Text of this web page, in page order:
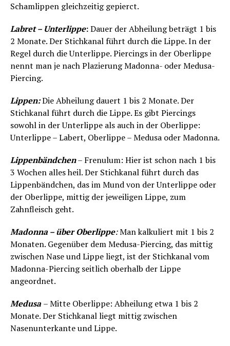
Schamlippen gleichzeitig gepierct.
Labret – Unterlippe:Dauer der Abheilung beträgt 1 bis
2 Monate. Der Stichkanal führt durch die Lippe. In der
Regel durch die Unterlippe. Piercings in der Oberlippe
nennt man je nach Plazierung Madonna- oder Medusa-
Piercing.
Lippen:Die Abheilung dauert 1 bis 2 Monate. Der
Stichkanal führt durch die Lippe. Es gibt Piercings
sowohl in der Unterlippe als auch in der Oberlippe:
Unterlippe – Labert, Oberlippe – Medusa oder Madonna.
Lippenbändchen– Frenulum: Hier ist schon nach 1 bis
3 Wochen alles heil. Der Stichkanal führt durch das
Lippenbändchen, das im Mund von der Unterlippe oder
der Oberlippe, mittig der jeweiligen Lippe, zum
Zahnfleisch geht.
Madonna – über Oberlippe:Man kalkuliert mit 1 bis 2
Monaten. Gegenüber dem Medusa-Piercing, das mittig
zwischen Nase und Lippe liegt, ist der Stichkanal vom
Madonna-Piercing seitlich oberhalb der Lippe
angeordnet.
Medusa – Mitte Oberlippe: Abheilung etwa 1 bis 2
Monate. Der Stichkanal liegt mittig zwischen
Nasenunterkante und Lippe.